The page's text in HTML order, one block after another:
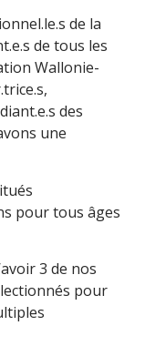
de la
de tous les
Wallonie-
des
une
pour tous âges
3 de nos
pour